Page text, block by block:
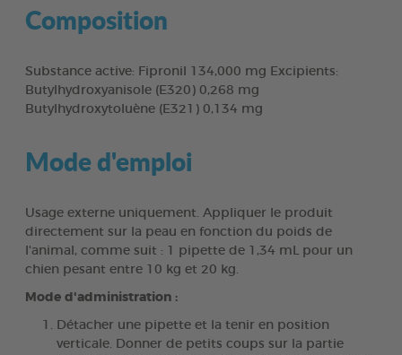
Composition
Substance active: Fipronil 134,000 mg Excipients:
Butylhydroxyanisole (E320) 0,268 mg
Butylhydroxytoluène (E321) 0,134 mg
Mode d'emploi
Usage externe uniquement. Appliquer le produit
directement sur la peau en fonction du poids de
l'animal, comme suit : 1 pipette de 1,34 mL pour un
chien pesant entre 10 kg et 20 kg.
Mode d'administration :
Détacher une pipette et la tenir en position
verticale. Donner de petits coups sur la partie